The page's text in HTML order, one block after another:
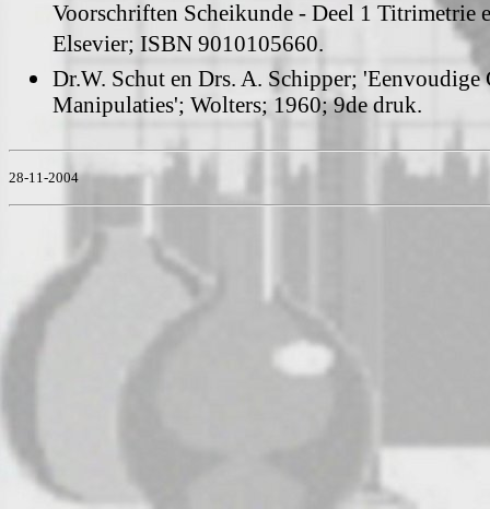
Voorschriften Scheikunde - Deel 1 Titrimetrie
Elsevier; ISBN 9010105660.
Dr.W. Schut en Drs. A. Schipper; 'Eenvoudige
Manipulaties'; Wolters; 1960; 9de druk.
28-11-2004